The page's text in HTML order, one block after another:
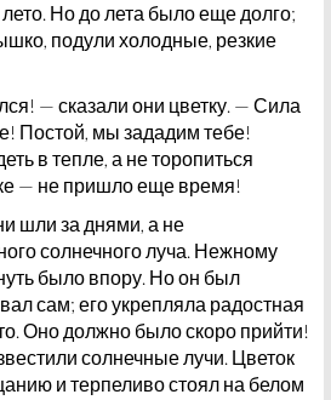
Но до лета было еще долго;
подули холодные, резкие
— сказали они цветку. — Сила
Постой, мы зададим тебе!
в тепле, а не торопиться
— не пришло еще время!
шли за днями, а не
солнечного луча. Нежному
было впору. Но он был
сам; его укрепляла радостная
Оно должно было скоро прийти!
солнечные лучи. Цветок
и терпеливо стоял на белом